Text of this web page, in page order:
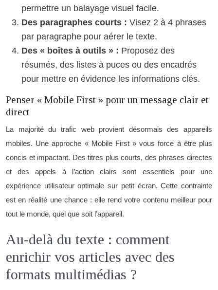
permettre un balayage visuel facile.
Des paragraphes courts : Visez 2 à 4 phrases
par paragraphe pour aérer le texte.
Des « boîtes à outils » : Proposez des
résumés, des listes à puces ou des encadrés
pour mettre en évidence les informations clés.
Penser « Mobile First » pour un message clair et
direct
La majorité du trafic web provient désormais des appareils
mobiles. Une approche « Mobile First » vous force à être plus
concis et impactant. Des titres plus courts, des phrases directes
et des appels à l’action clairs sont essentiels pour une
expérience utilisateur optimale sur petit écran. Cette contrainte
est en réalité une chance : elle rend votre contenu meilleur pour
tout le monde, quel que soit l’appareil.
Au-delà du texte : comment
enrichir vos articles avec des
formats multimédias ?